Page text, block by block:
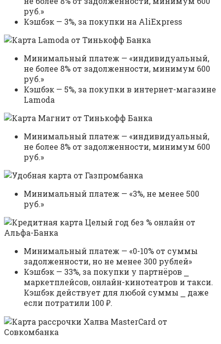
руб.»
Кэшбэк — 3%, за покупки на AliExpress
Минимальный платеж — «индивидуальный,
не более 8% от задолженности, минимум 600
руб.»
Кэшбэк — 5%, за покупки в интернет-магазине
Lamoda
Минимальный платеж — «индивидуальный,
не более 8% от задолженности, минимум 600
руб.»
Минимальный платеж — «3%, не менее 500
руб.»
Минимальный платеж — «0-10% от суммы
задолженности, но не менее 300 рублей»
Кэшбэк — 33%, за покупки у партнёров ⎯
маркетплейсов, онлайн-кинотеатров и такси.
Кэшбэк действует для любой суммы ⎯ даже
если потратили 100 ₽.